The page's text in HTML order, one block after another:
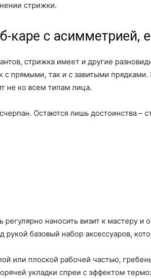
стрижки.
каре с асимметрией,
стрижка имеет и другие
прямыми, так и с завитыми
не ко всем типам лица.
Остаются лишь достоинства –
регулярно наносить визит к мастеру
рукой базовый набор аксессуаров,
или плоской рабочей частью,
укладки спреи с эффектом